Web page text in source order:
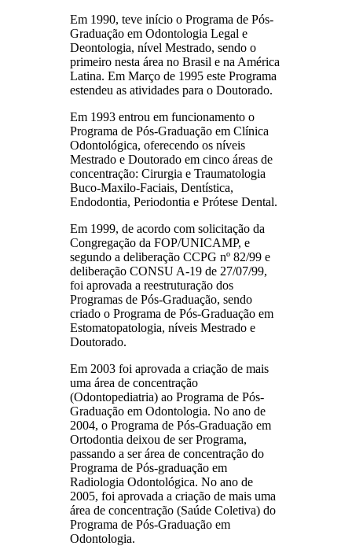
Em 1990, teve início o Programa de Pós-
Graduação em Odontologia Legal e
Deontologia, nível Mestrado, sendo o
primeiro nesta área no Brasil e na América
Latina. Em Março de 1995 este Programa
estendeu as atividades para o Doutorado.
Em 1993 entrou em funcionamento o
Programa de Pós-Graduação em Clínica
Odontológica, oferecendo os níveis
Mestrado e Doutorado em cinco áreas de
concentração: Cirurgia e Traumatologia
Buco-Maxilo-Faciais, Dentística,
Endodontia, Periodontia e Prótese Dental.
Em 1999, de acordo com solicitação da
Congregação da FOP/UNICAMP, e
segundo a deliberação CCPG nº 82/99 e
deliberação CONSU A-19 de 27/07/99,
foi aprovada a reestruturação dos
Programas de Pós-Graduação, sendo
criado o Programa de Pós-Graduação em
Estomatopatologia, níveis Mestrado e
Doutorado.
Em 2003 foi aprovada a criação de mais
uma área de concentração
(Odontopediatria) ao Programa de Pós-
Graduação em Odontologia. No ano de
2004, o Programa de Pós-Graduação em
Ortodontia deixou de ser Programa,
passando a ser área de concentração do
Programa de Pós-graduação em
Radiologia Odontológica. No ano de
2005, foi aprovada a criação de mais uma
área de concentração (Saúde Coletiva) do
Programa de Pós-Graduação em
Odontologia.